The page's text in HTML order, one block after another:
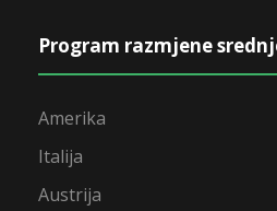
Program razmjene
Amerika
Italija
Austrija